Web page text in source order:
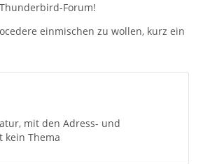
Forum!
einmischen zu wollen, kurz ein
mit den Adress- und
kein Thema